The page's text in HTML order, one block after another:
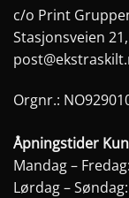
c/o Print
Stasjonsveien
Orgnr.:
Åpningstider
Mandag –
Lørdag –